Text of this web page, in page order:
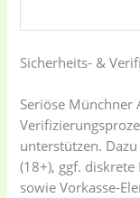
Sicherheits- &
Seriöse Münchner
unterstützen.
(18+), ggf.
sowie Vorkasse-